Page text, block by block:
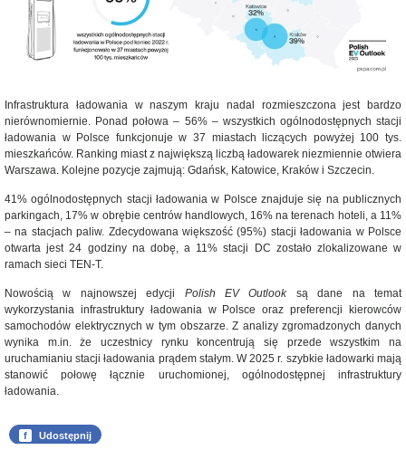
Infrastruktura ładowania w naszym kraju nadal rozmieszczona jest bardzo
nierównomiernie. Ponad połowa – 56% – wszystkich ogólnodostępnych stacji
ładowania w Polsce funkcjonuje w 37 miastach liczących powyżej 100 tys.
mieszkańców. Ranking miast z największą liczbą ładowarek niezmiennie otwiera
Warszawa. Kolejne pozycje zajmują: Gdańsk, Katowice, Kraków i Szczecin.
41% ogólnodostępnych stacji ładowania w Polsce znajduje się na publicznych
parkingach, 17% w obrębie centrów handlowych, 16% na terenach hoteli, a 11%
– na stacjach paliw. Zdecydowana większość (95%) stacji ładowania w Polsce
otwarta jest 24 godziny na dobę, a 11% stacji DC zostało zlokalizowane w
ramach sieci TEN-T.
Nowością w najnowszej edycji Polish EV Outlook są dane na temat
wykorzystania infrastruktury ładowania w Polsce oraz preferencji kierowców
samochodów elektrycznych w tym obszarze. Z analizy zgromadzonych danych
wynika m.in. że uczestnicy rynku koncentrują się przede wszystkim na
uruchamianiu stacji ładowania prądem stałym. W 2025 r. szybkie ładowarki mają
stanowić połowę łącznie uruchomionej, ogólnodostępnej infrastruktury
ładowania.
f Udostępnij